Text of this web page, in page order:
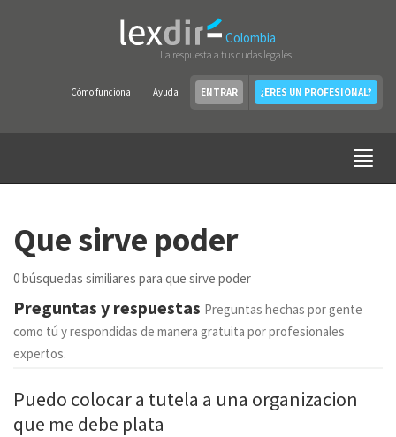
Colombia
La respuesta a tus dudas legales
Cómo funciona Ayuda ENTRAR ¿ERES UN PROFESIONAL?
Que sirve poder
0 búsquedas similiares para que sirve poder
Preguntas y respuestas Preguntas hechas por gente
como tú y respondidas de manera gratuita por profesionales
expertos.
Puedo colocar a tutela a una organizacion
que me debe plata